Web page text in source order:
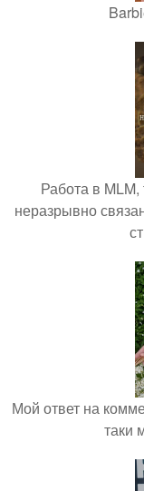
Работа в MLM,
неразрывно
Мой ответ на
таки